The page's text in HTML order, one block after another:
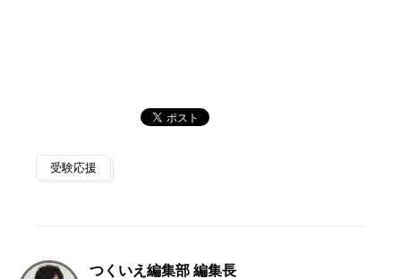
受験応援
つくいえ編集部 編集長